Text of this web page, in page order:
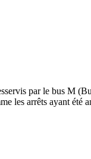
par le bus M
les arrêts ayant été